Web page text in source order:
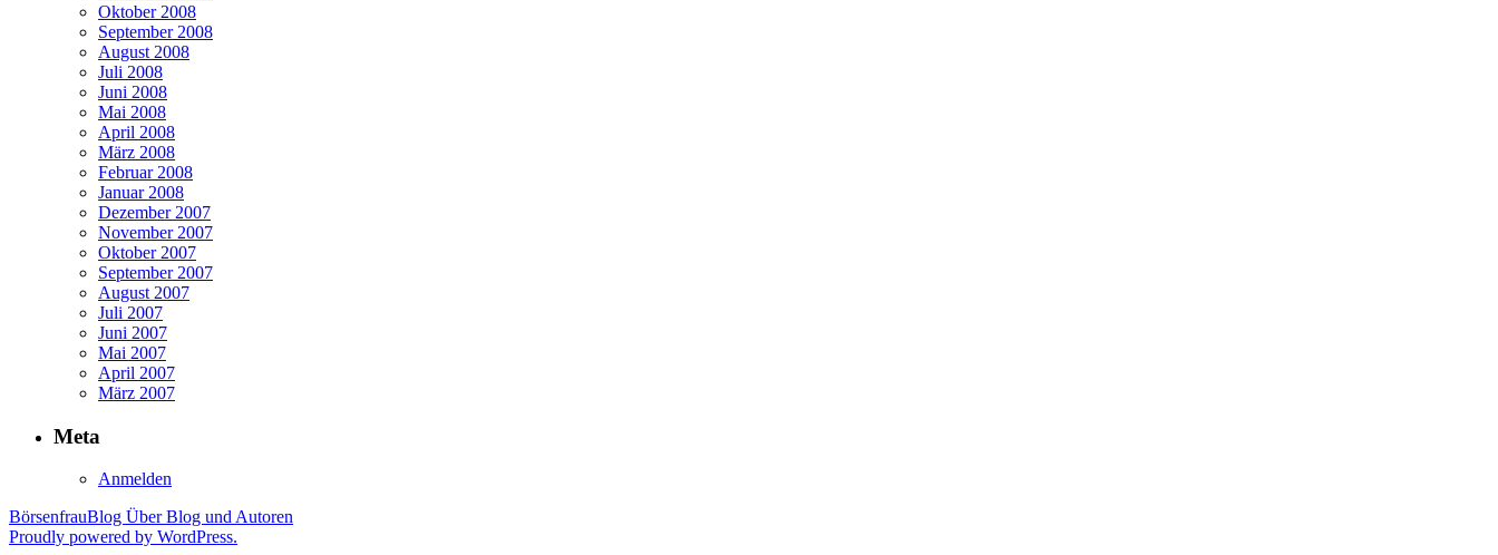
Oktober 2008
September 2008
August 2008
Juli 2008
Juni 2008
Mai 2008
April 2008
März 2008
Februar 2008
Januar 2008
Dezember 2007
November 2007
Oktober 2007
September 2007
August 2007
Juli 2007
Juni 2007
Mai 2007
April 2007
März 2007
Meta
Anmelden
BörsenfrauBlog Über Blog und Autoren
Proudly powered by WordPress.